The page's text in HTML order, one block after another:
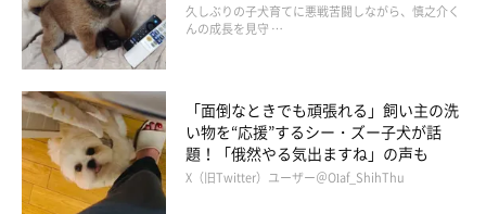
飼い主さん：
「毎日、私のおなかの上で寝ています。お散歩は、犬とすれ違う
ときはまだ緊張が走りますが、前よりは抑えられるようになりま
した！」
久しぶりの子犬育てに悪戦苦闘しながら、慎之介く
んの成長を見守 …
「面倒なときでも頑張れる」飼い主の洗
い物を“応援”するシー・ズー子犬が話
題！「俄然やる気出ますね」の声も
X（旧Twitter）ユーザー＠Olaf_ShihThu